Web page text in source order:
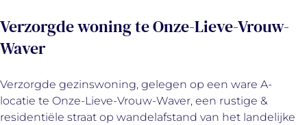
Verzorgde woning te Onze-Lieve-Vrouw-
Waver
Verzorgde gezinswoning, gelegen op een ware A-
locatie te Onze-Lieve-Vrouw-Waver, een rustige &
residentiële straat op wandelafstand van het landelijke